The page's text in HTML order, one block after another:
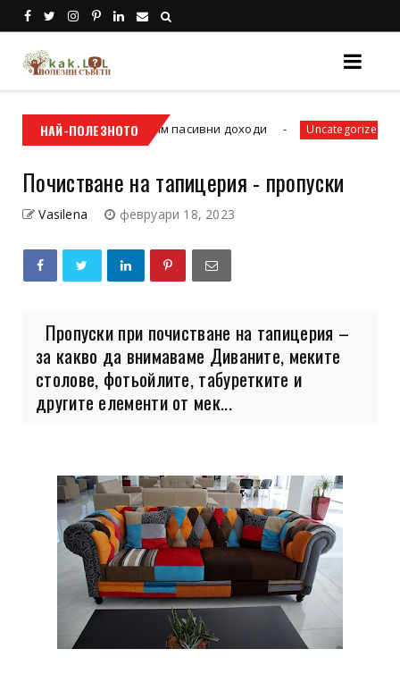
НАЙ-ПОЛЕЗНОТО
Как да спечелим пасивни доходи Uncategorized 3 часа
Почистване на тапицерия - пропуски
Vasilena февруари 18, 2023
Пропуски при почистване на тапицерия –
за какво да внимаваме Диваните, меките
столове, фотьойлите, табуретките и
другите елементи от мек...